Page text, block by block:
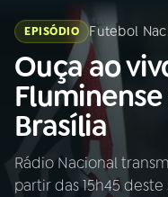
Buscar
na
Rádio
Nacional
EPISÓDIO Futebol
Ouça ao
Brasília
Rádio Nacional
partir das 15h45